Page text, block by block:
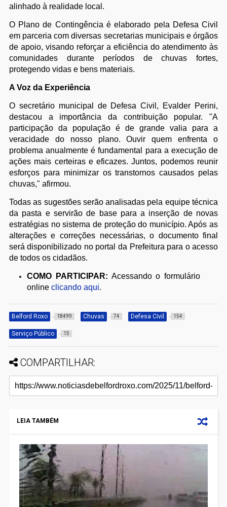
alinhado à realidade local.
O Plano de Contingência é elaborado pela Defesa Civil
em parceria com diversas secretarias municipais e órgãos
de apoio, visando reforçar a eficiência do atendimento às
comunidades durante períodos de chuvas fortes,
protegendo vidas e bens materiais.
A Voz da Experiência
O secretário municipal de Defesa Civil, Evalder Perini,
destacou a importância da contribuição popular. "A
participação da população é de grande valia para a
veracidade do nosso plano. Ouvir quem enfrenta o
problema anualmente é fundamental para a execução de
ações mais certeiras e eficazes. Juntos, podemos reunir
esforços para minimizar os transtornos causados pelas
chuvas," afirmou.
Todas as sugestões serão analisadas pela equipe técnica
da pasta e servirão de base para a inserção de novas
estratégias no sistema de proteção do município. Após as
alterações e correções necessárias, o documento final
será disponibilizado no portal da Prefeitura para o acesso
de todos os cidadãos.
COMO PARTICIPAR: Acessando o formulário
online clicando aqui.
Belford Roxo 18499 Chuvas 74 Defesa Civil 154
Serviço Público 15
COMPARTILHAR:
LEIA TAMBÉM